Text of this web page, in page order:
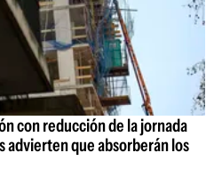
con reducción de la jornada
que absorberán los